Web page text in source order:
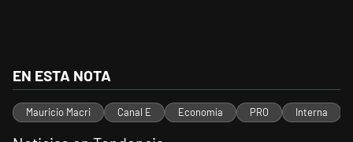
EN ESTA NOTA
Mauricio Macri Canal E Economía PRO Interna